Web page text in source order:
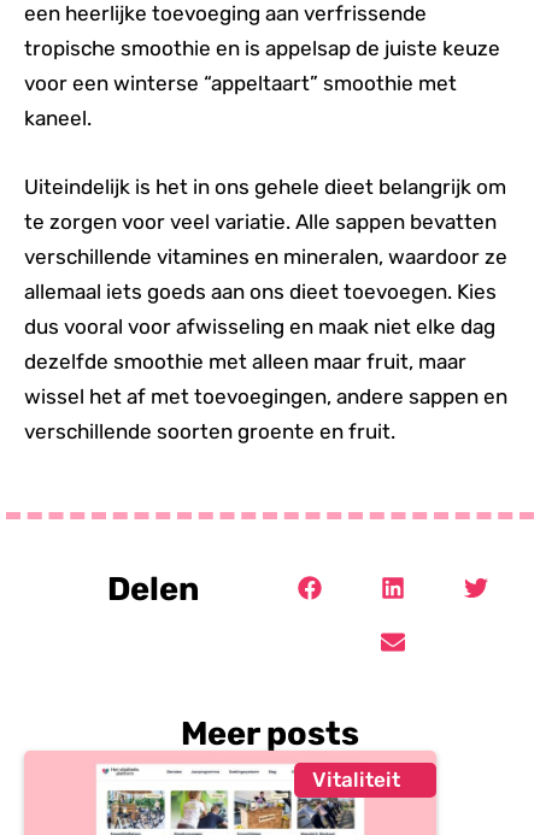
een heerlijke toevoeging aan verfrissende
tropische smoothie en is appelsap de juiste keuze
voor een winterse “appeltaart” smoothie met
kaneel.
Uiteindelijk is het in ons gehele dieet belangrijk om
te zorgen voor veel variatie. Alle sappen bevatten
verschillende vitamines en mineralen, waardoor ze
allemaal iets goeds aan ons dieet toevoegen. Kies
dus vooral voor afwisseling en maak niet elke dag
dezelfde smoothie met alleen maar fruit, maar
wissel het af met toevoegingen, andere sappen en
verschillende soorten groente en fruit.
Delen
Meer posts
Vitaliteit